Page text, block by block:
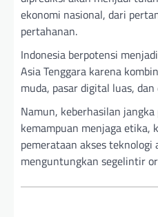
ekonomi nasional, dari
pertahanan.
Indonesia berpotensi
Asia Tenggara karena
muda, pasar digital luas,
Namun, keberhasilan
kemampuan menjaga etika,
pemerataan akses teknologi
menguntungkan segelintir